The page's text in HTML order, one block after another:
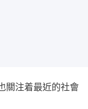
關注着最近的社會